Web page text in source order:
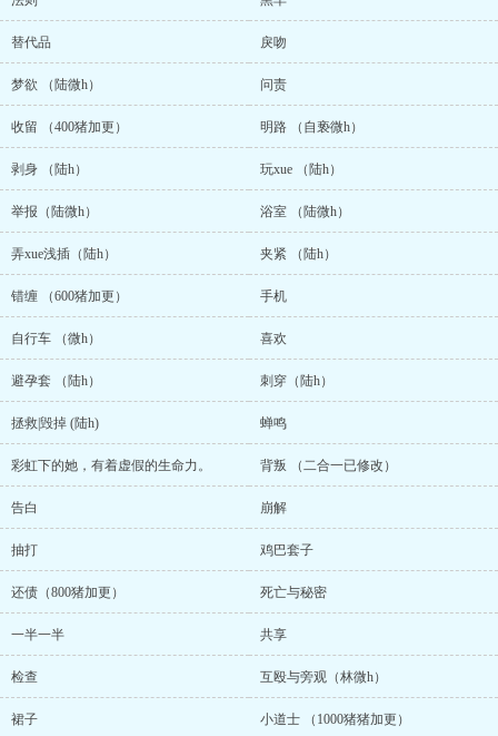
替代品 戾吻
梦欲 （陆微h） 问责
收留 （400猪加更） 明路 （自亵微h）
剥身 （陆h） 玩xue （陆h）
举报（陆微h） 浴室 （陆微h）
弄xue浅插（陆h） 夹紧 （陆h）
错缠 （600猪加更） 手机
自行车 （微h） 喜欢
避孕套 （陆h） 刺穿（陆h）
拯救|毁掉 (陆h) 蝉鸣
彩虹下的她，有着虚假的生命力。 背叛 （二合一已修改）
告白 崩解
抽打 鸡巴套子
还债（800猪加更） 死亡与秘密
一半一半 共享
检查 互殴与旁观（林微h）
裙子 小道士 （1000猪猪加更）